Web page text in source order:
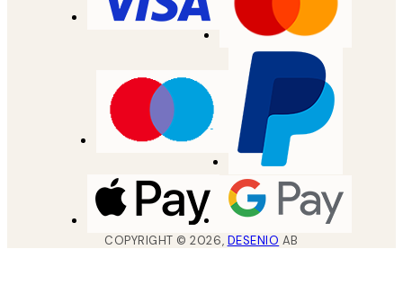
COPYRIGHT ©2026, DESENIO AB